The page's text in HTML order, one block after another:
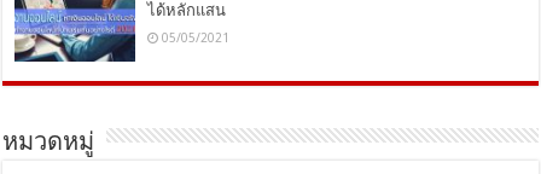
ได้หลักแสน
05/05/2021
หมวดหมู่